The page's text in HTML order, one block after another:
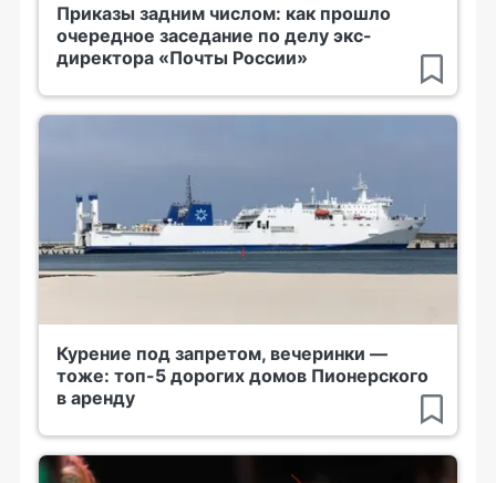
Приказы задним числом: как прошло
очередное заседание по делу экс-
директора «Почты России»
Курение под запретом, вечеринки —
тоже: топ-5 дорогих домов Пионерского
в аренду